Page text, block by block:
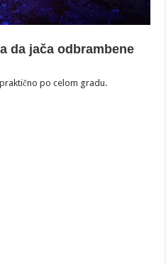
da jača odbrambene
po celom gradu.